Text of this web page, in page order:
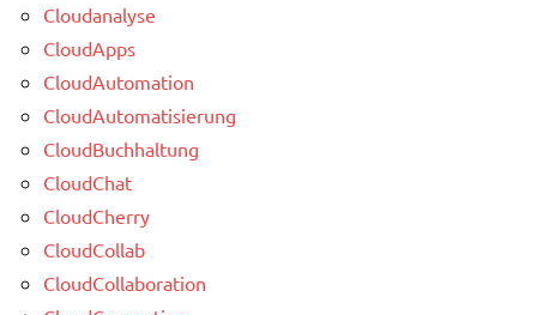
Cloudanalyse
CloudApps
CloudAutomation
CloudAutomatisierung
CloudBuchhaltung
CloudChat
CloudCherry
CloudCollab
CloudCollaboration